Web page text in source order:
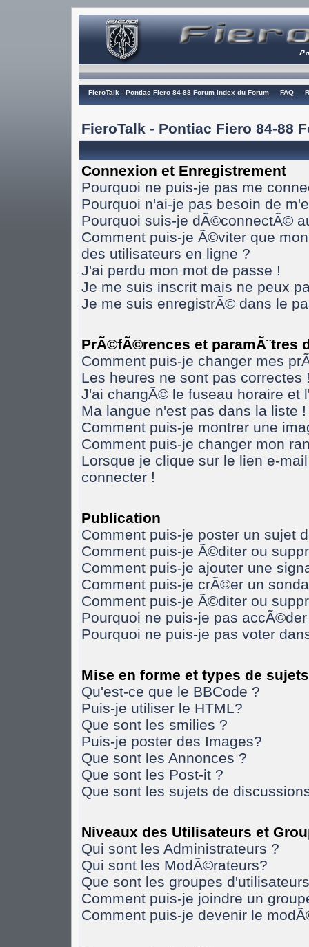
FieroTalk - Pontiac Fiero 84-88 Forum Index du Forum FAQ
FieroTalk - Pontiac Fiero 84-88
Connexion et Enregistrement
Pourquoi ne puis-je pas me
Pourquoi n'ai-je pas besoin de
Pourquoi suis-je dÃ©connectÃ©
Comment puis-je Ã©viter que
des utilisateurs en ligne ?
J'ai perdu mon mot de passe !
Je me suis inscrit mais ne peux
Je me suis enregistrÃ© dans le
PrÃ©fÃ©rences et paramÃ¨tres
Comment puis-je changer mes
Les heures ne sont pas correctes
J'ai changÃ© le fuseau horaire et
Ma langue n'est pas dans la liste !
Comment puis-je montrer une
Comment puis-je changer mon
Lorsque je clique sur le lien e-
connecter !
Publication
Comment puis-je poster un sujet
Comment puis-je Ã©diter ou
Comment puis-je ajouter une
Comment puis-je crÃ©er un
Comment puis-je Ã©diter ou
Pourquoi ne puis-je pas
Pourquoi ne puis-je pas voter
Mise en forme et types de sujets
Qu'est-ce que le BBCode ?
Puis-je utiliser le HTML?
Que sont les smilies ?
Puis-je poster des Images?
Que sont les Annonces ?
Que sont les Post-it ?
Que sont les sujets de
Niveaux des Utilisateurs et
Qui sont les Administrateurs ?
Qui sont les ModÃ©rateurs?
Que sont les groupes
Comment puis-je joindre un
Comment puis-je devenir le